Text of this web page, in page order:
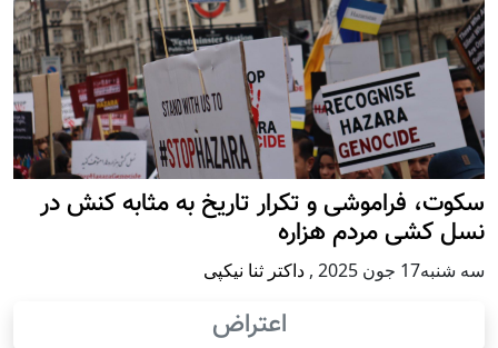
سکوت، فراموشی و تکرار تاريخ به مثابه کنش در
نسل کشی مردم هزاره
سه شنبه17 جون 2025 , داکتر ثنا نیکپی
اعتراض